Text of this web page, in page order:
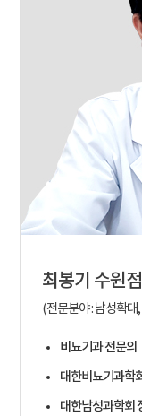
최봉기 수원
(전문분야 : 남성확
비뇨기과 전문의
대한비뇨기과학
대한남성과학회